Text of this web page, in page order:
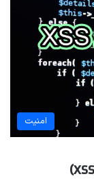
امنیت